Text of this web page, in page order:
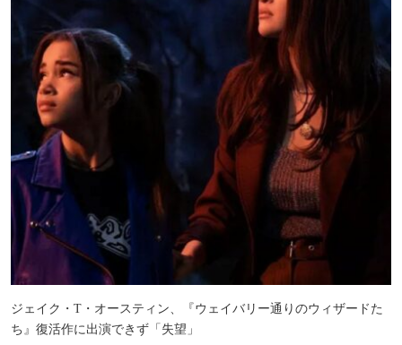
ジェイク・T・オースティン、『ウェイバリー通りのウィザードた
ち』復活作に出演できず「失望」